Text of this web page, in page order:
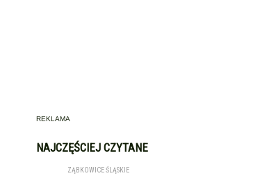
REKLAMA
NAJCZĘŚCIEJ CZYTANE
ZĄBKOWICE ŚLĄSKIE